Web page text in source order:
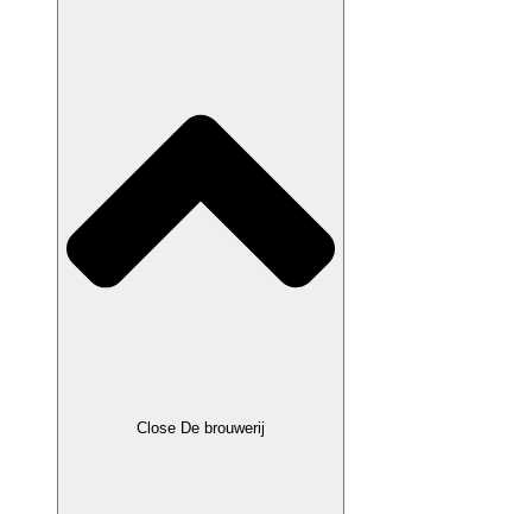
Close De brouwerij